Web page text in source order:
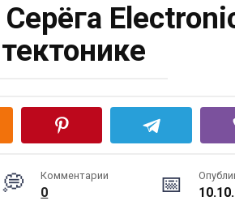
Комментарии
0